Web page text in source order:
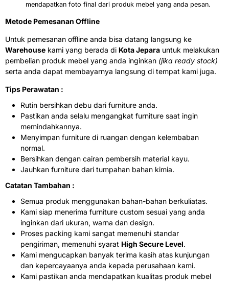
mendapatkan foto final dari produk mebel yang anda pesan.
Metode Pemesanan Offline
Untuk pemesanan offline anda bisa datang langsung ke
Warehouse kami yang berada di Kota Jepara untuk melakukan
pembelian produk mebel yang anda inginkan (jika ready stock)
serta anda dapat membayarnya langsung di tempat kami juga.
Tips Perawatan :
Rutin bersihkan debu dari furniture anda.
Pastikan anda selalu mengangkat furniture saat ingin
memindahkannya.
Menyimpan furniture di ruangan dengan kelembaban
normal.
Bersihkan dengan cairan pembersih material kayu.
Jauhkan furniture dari tumpahan bahan kimia.
Catatan Tambahan :
Semua produk menggunakan bahan-bahan berkuliatas.
Kami siap menerima furniture custom sesuai yang anda
inginkan dari ukuran, warna dan design.
Proses packing kami sangat memenuhi standar
pengiriman, memenuhi syarat High Secure Level.
Kami mengucapkan banyak terima kasih atas kunjungan
dan kepercayaanya anda kepada perusahaan kami.
Kami pastikan anda mendapatkan kualitas produk mebel